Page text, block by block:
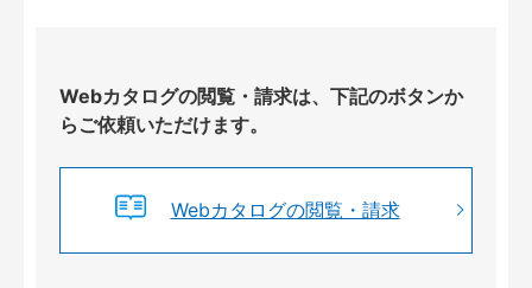
Webカタログの閲覧・請求は、下記のボタンか
らご依頼いただけます。
Webカタログの閲覧・請求